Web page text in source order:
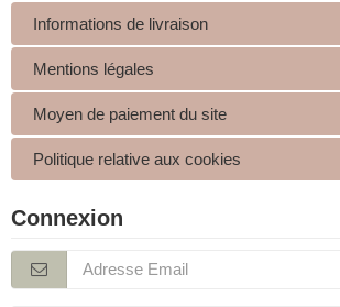
Informations de livraison
Mentions légales
Moyen de paiement du site
Politique relative aux cookies
Connexion